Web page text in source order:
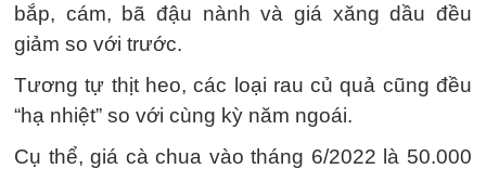
bắp, cám, bã đậu nành và giá xăng dầu đều
giảm so với trước.
Tương tự thịt heo, các loại rau củ quả cũng đều
“hạ nhiệt” so với cùng kỳ năm ngoái.
Cụ thể, giá cà chua vào tháng 6/2022 là 50.000